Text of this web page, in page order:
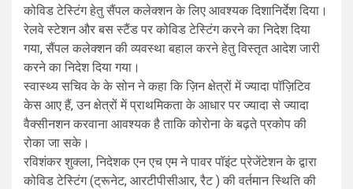
कोविड टेस्टिंग हेतु सैंपल कलेक्शन के लिए आवश्यक दिशानिर्देश दिया।
रेलवे स्टेशन और बस स्टैंड पर कोविड टेस्टिंग करने का निदेश दिया
गया, सैंपल कलेक्शन की व्यवस्था बहाल करने हेतु विस्तृत आदेश जारी
करने का निदेश दिया गया।
स्वास्थ्य सचिव के के सोन ने कहा कि ज़िन क्षेत्रों में ज्यादा पॉज़िटिव
केस आए हैं, उन क्षेत्रों में प्राथमिकता के आधार पर ज्यादा से ज्यादा
वैक्सीनशन करवाना आवश्यक है ताकि कोरोना के बढ़ते प्रकोप की
रोका जा सके।
रविशंकर शुक्ला, निदेशक एन एच एम ने पावर पॉइंट प्रेजेंटेशन के द्वारा
कोविड टेस्टिंग (ट्रूनेट, आरटीपीसीआर, रैट ) की वर्तमान स्थिति की